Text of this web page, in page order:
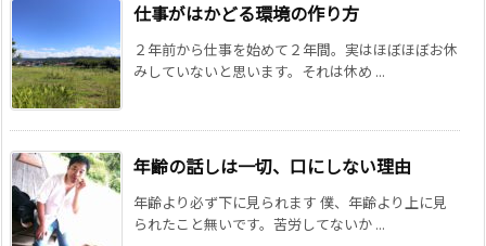
仕事がはかどる環境の作り方
２年前から仕事を始めて２年間。実はほぼほぼお休
みしていないと思います。それは休め ...
年齢の話しは一切、口にしない理由
年齢より必ず下に見られます 僕、年齢より上に見
られたこと無いです。苦労してないか ...